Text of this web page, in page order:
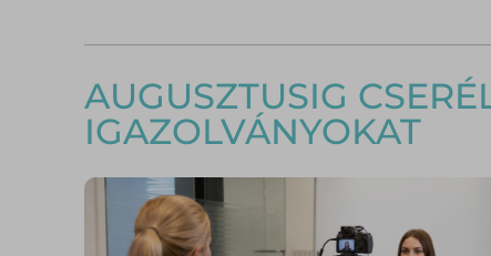
AUGUSZTUSIG
IGAZOLVÁNYOKAT